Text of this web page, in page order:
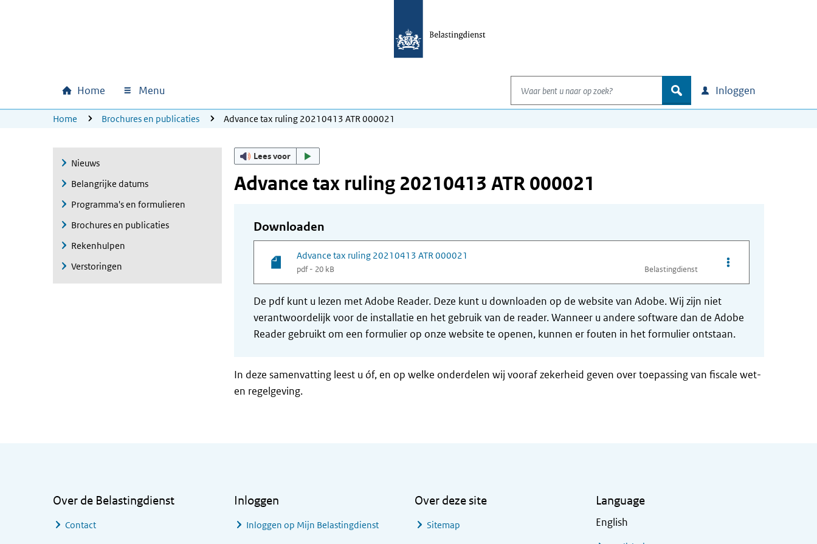
Hoofdnavigatie
Home Menu
Waar bent u naar op zoek?
zoek Inloggen
U bevindt zich hier:
Home Brochures en publicaties Advance tax ruling 20210413 ATR 000021
Nieuws
Belangrijke datums
Programma's en formulieren
Brochures en publicaties
Rekenhulpen
Verstoringen
Lees voor
Advance tax ruling 20210413 ATR 000021
Downloaden
Advance tax ruling 20210413 ATR 000021
pdf - 20 kB Belastingdienst
Opties van bestand
De pdf kunt u lezen met Adobe Reader. Deze kunt u downloaden op de website van Adobe. Wij zijn niet
verantwoordelijk voor de installatie en het gebruik van de reader. Wanneer u andere software dan de Adobe
Reader gebruikt om een formulier op onze website te openen, kunnen er fouten in het formulier ontstaan.
In deze samenvatting leest u óf, en op welke onderdelen wij vooraf zekerheid geven over toepassing van fiscale wet-
en regelgeving.
Over de Belastingdienst
Contact
Inloggen
Inloggen op Mijn Belastingdienst
Over deze site
Sitemap
Language
English